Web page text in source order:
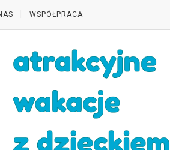
WSPÓŁPRACA